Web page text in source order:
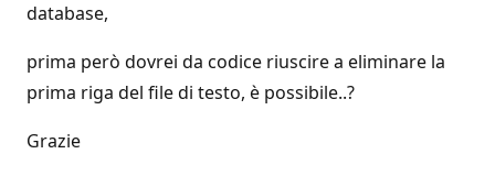
database,
prima però dovrei da codice riuscire a eliminare la
prima riga del file di testo, è possibile..?
Grazie